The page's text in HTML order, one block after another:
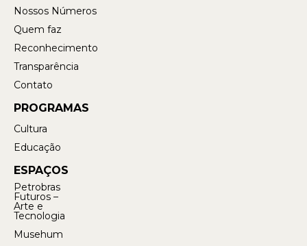
Nossos Números
Quem faz
Reconhecimento
Transparência
Contato
PROGRAMAS
Cultura
Educação
ESPAÇOS
Petrobras
Futuros –
Arte e
Tecnologia
Musehum